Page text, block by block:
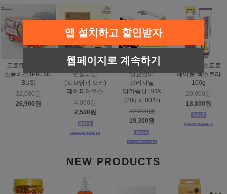
도트캣 스크래처
소풍버스 (PICNIC
BUS)
32,000원
26,900원
스탠바이미
안심터널
(꼬꼬닭과 오리)
페이퍼하우스
4,000원
2,500원
태비토퍼
일묘일닭
오리지날
닭가슴살 BOX
(20g x100개)
32,000원
19,300원
짐펫 몰트소프트
헤어볼 엑스트라
100g
20,000원
18,800원
NEW PRODUCTS
앱 설치하고 할인받자
웹페이지로 계속하기